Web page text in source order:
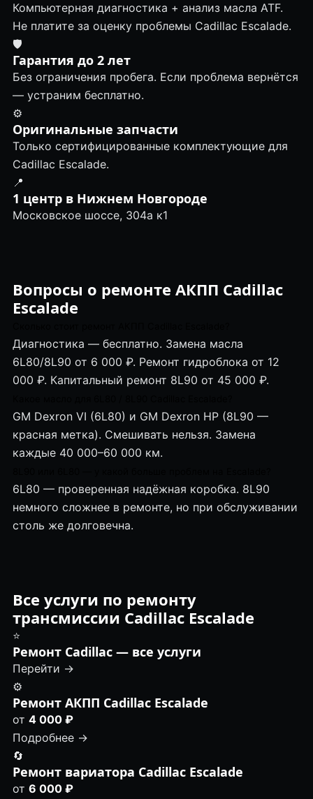
Компьютерная диагностика + анализ масла ATF.
Не платите за оценку проблемы Cadillac Escalade.
🛡
Гарантия до 2 лет
Без ограничения пробега. Если проблема вернётся
— устраним бесплатно.
⚙️
Оригинальные запчасти
Только сертифицированные комплектующие для
Cadillac Escalade.
📍
1 центр в Нижнем Новгороде
Московское шоссе, 304а к1
Вопросы о ремонте АКПП Cadillac
Escalade
Диагностика — бесплатно. Замена масла
6L80/8L90 от 6 000 ₽. Ремонт гидроблока от 12
000 ₽. Капитальный ремонт 8L90 от 45 000 ₽.
GM Dexron VI (6L80) и GM Dexron HP (8L90 —
красная метка). Смешивать нельзя. Замена
каждые 40 000–60 000 км.
6L80 — проверенная надёжная коробка. 8L90
немного сложнее в ремонте, но при обслуживании
столь же долговечна.
Все услуги по ремонту
трансмиссии Cadillac Escalade
⭐
Ремонт Cadillac — все услуги
Перейти →
⚙️
Ремонт АКПП Cadillac Escalade
от 4 000 ₽
Подробнее →
🔄
Ремонт вариатора Cadillac Escalade
от 6 000 ₽